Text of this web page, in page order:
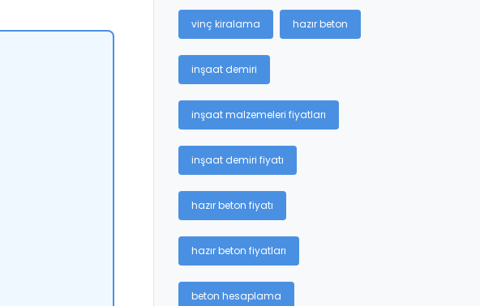
vinç kiralama hazır beton
inşaat demiri
inşaat malzemeleri fiyatları
inşaat demiri fiyatı
hazır beton fiyatı
hazır beton fiyatları
beton hesaplama